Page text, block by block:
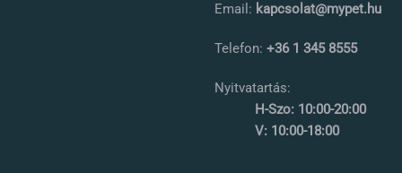
Email: kapcsolat@mypet.hu
Telefon: +36 1 345 8555
Nyitvatartás:
H-Szo: 10:00-20:00
V: 10:00-18:00